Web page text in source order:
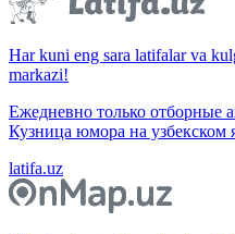
Har kuni eng sara latifalar va
markazi!
Ежедневно только отборные
Кузница юмора на узбекском
latifa.uz